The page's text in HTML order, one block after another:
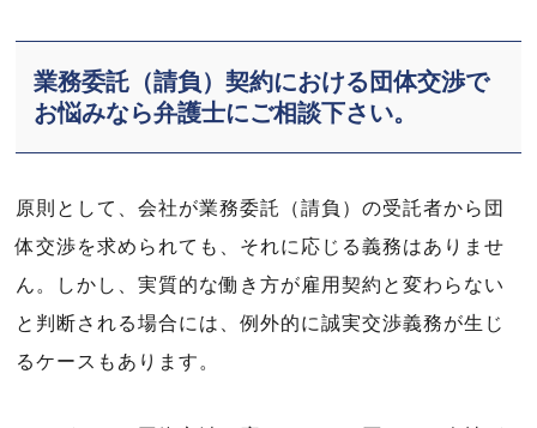
業務委託（請負）契約における団体交渉で
お悩みなら弁護士にご相談下さい。
原則として、会社が業務委託（請負）の受託者から団
体交渉を求められても、それに応じる義務はありませ
ん。しかし、実質的な働き方が雇用契約と変わらない
と判断される場合には、例外的に誠実交渉義務が生じ
るケースもあります。